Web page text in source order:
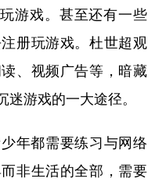
游戏。甚至还有一些
册玩游戏。杜世超观
、视频广告等，暗藏
游戏的一大途径。
年都需要练习与网络
非生活的全部，需要